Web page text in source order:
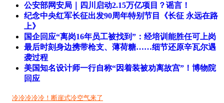
公安部网安局｜四川启动2.15万亿项目？谣言！
纪念中央红军长征出发90周年特别节目《长征 永远在路
上》
国企回应“离岗16年员工被找到”：经培训能胜任可上岗
最后时刻身边携带枪支、薄荷糖……细节还原辛瓦尔遇
袭过程
美国知名设计师一行自称“因着装被劝离故宫”！博物院
回应
冷冷冷冷冷！断崖式冷空气来了